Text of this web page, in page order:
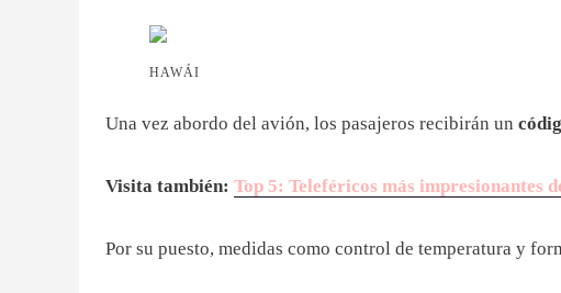
HAWÁI
Una vez abordo del avión, los pasajeros recibirán un
Visita también: Top 5: Teleféricos más impresionantes
Por su puesto, medidas como control de temperatura y